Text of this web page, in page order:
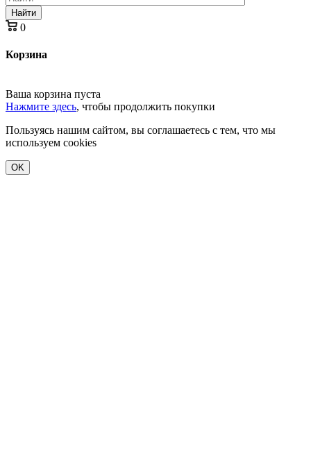
Найти
0
Корзина
Ваша корзина пуста
Нажмите здесь, чтобы продолжить покупки
Пользуясь нашим сайтом, вы соглашаетесь с тем, что мы
используем cookies
OK